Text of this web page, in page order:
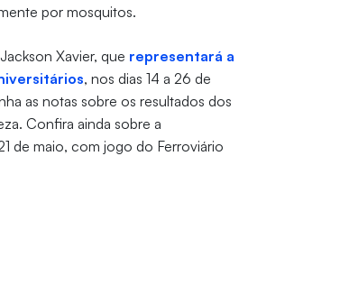
por mosquitos.
Xavier, que representará a
, nos dias 14 a 26 de
as notas sobre os resultados dos
Confira ainda sobre a
de maio, com jogo do Ferroviário